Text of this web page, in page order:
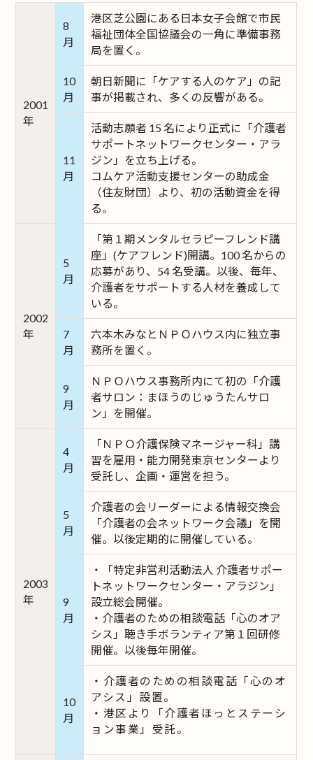
2001
年
8
月
港区芝公園にある日本女子会館で市民
福祉団体全国協議会の一角に準備事務
局を置く。
10
月
朝日新聞に「ケアする人のケア」の記
事が掲載され、多くの反響がある。
11
月
活動志願者 15 名により正式に「介護者
サポートネットワークセンター・アラ
ジン」を立ち上げる。
コムケア活動支援センターの助成金
（住友財団）より、初の活動資金を得
る。
2002
年
5
月
「第１期メンタルセラピーフレンド講
座」(ケアフレンド)開講。100 名からの
応募があり、54 名受講。以後、毎年、
介護者をサポートする人材を養成して
いる。
7
月
六本木みなとＮＰＯハウス内に独立事
務所を置く。
9
月
ＮＰＯハウス事務所内にて初の「介護
者サロン：まほうのじゅうたんサロ
ン」を開催。
2003
年
4
月
「ＮＰＯ介護保険マネージャー科」講
習を雇用・能力開発東京センターより
受託し、企画・運営を担う。
5
月
介護者の会リーダーによる情報交換会
「介護者の会ネットワーク会議」を開
催。以後定期的に開催している。
9
月
・「特定非営利活動法人 介護者サポー
トネットワークセンター・アラジン」
設立総会開催。
・介護者のための相談電話「心のオア
シス」聴き手ボランティア第１回研修
開催。以後毎年開催。
10
月
・介護者のための相談電話「心のオ
アシス」設置。
・港区より「介護者ほっとステーシ
ョン事業」受託。